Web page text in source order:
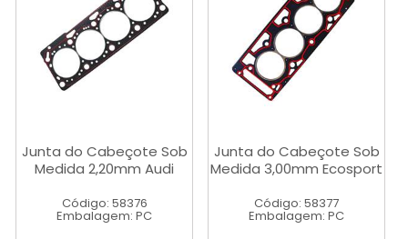
Junta do Cabeçote Sob
Medida 2,20mm Audi
Código: 58376
Embalagem: PC
Junta do Cabeçote Sob
Medida 3,00mm Ecosport
Código: 58377
Embalagem: PC